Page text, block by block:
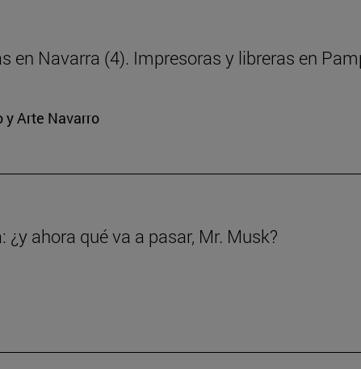
en Navarra (4). Impresoras y libreras en
y Arte Navarro
ahora qué va a pasar, Mr. Musk?